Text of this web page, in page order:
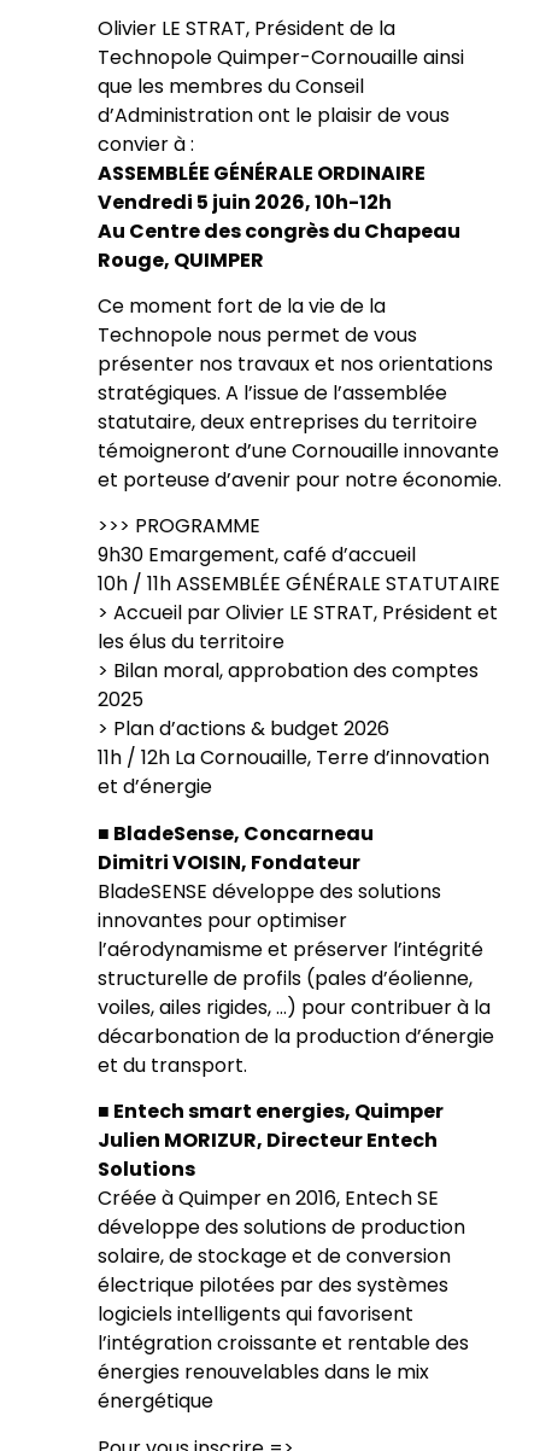
Olivier LE STRAT, Président de la
Technopole Quimper-Cornouaille ainsi
que les membres du Conseil
d’Administration ont le plaisir de vous
convier à :
ASSEMBLÉE GÉNÉRALE ORDINAIRE
Vendredi 5 juin 2026, 10h-12h
Au Centre des congrès du Chapeau
Rouge, QUIMPER
Ce moment fort de la vie de la
Technopole nous permet de vous
présenter nos travaux et nos orientations
stratégiques. A l’issue de l’assemblée
statutaire, deux entreprises du territoire
témoigneront d’une Cornouaille innovante
et porteuse d’avenir pour notre économie.
>>> PROGRAMME
9h30 Emargement, café d’accueil
10h / 11h ASSEMBLÉE GÉNÉRALE STATUTAIRE
> Accueil par Olivier LE STRAT, Président et
les élus du territoire
> Bilan moral, approbation des comptes
2025
> Plan d’actions & budget 2026
11h / 12h La Cornouaille, Terre d’innovation
et d’énergie
■ BladeSense, Concarneau
Dimitri VOISIN, Fondateur
BladeSENSE développe des solutions
innovantes pour optimiser
l’aérodynamisme et préserver l’intégrité
structurelle de profils (pales d’éolienne,
voiles, ailes rigides, …) pour contribuer à la
décarbonation de la production d’énergie
et du transport.
■ Entech smart energies, Quimper
Julien MORIZUR, Directeur Entech
Solutions
Créée à Quimper en 2016, Entech SE
développe des solutions de production
solaire, de stockage et de conversion
électrique pilotées par des systèmes
logiciels intelligents qui favorisent
l’intégration croissante et rentable des
énergies renouvelables dans le mix
énergétique